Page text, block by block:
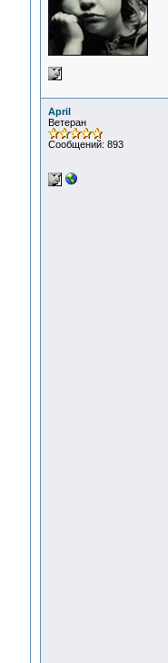
April
Ветеран
Сообщений: 893